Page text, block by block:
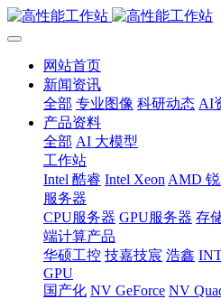
网站首页
新闻资讯
全部 专业图像 科研动态 AI
产品资料
全部 AI 大模型
工作站
Intel 酷睿 Intel Xeon AMD
服务器
CPU服务器 GPU服务器 存
端计算产品
华硕工控 技嘉技宸 浩鑫
GPU
国产化 NV GeForce NV